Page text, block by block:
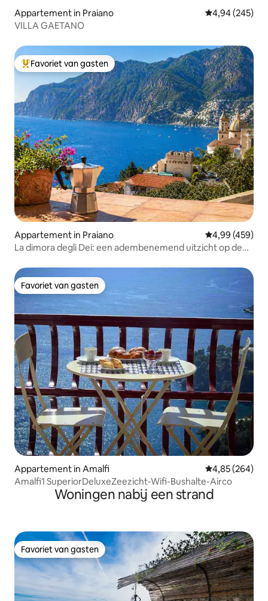
Appartement in Praiano Gemiddelde
4,94 (245)
VILLA GAETANO
Topfavoriet van gasten
Favoriet van gasten
Appartement in Praiano Gemiddelde
4,99 (459)
La dimora degli Dei: een adembenemend uitzicht op de
Favoriet van gasten
Favoriet van gasten
Appartement in Amalfi Gemiddelde
4,85 (264)
Amalfi1 SuperiorDeluxeZeezicht-Wifi-Bushalte-Airco
Woningen nabij een strand
Favoriet van gasten
Favoriet van gasten